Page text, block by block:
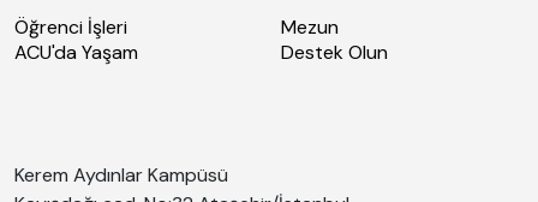
Öğrenci İşleri
ACU'da Yaşam
Mezun
Destek Olun
Kerem Aydınlar Kampüsü